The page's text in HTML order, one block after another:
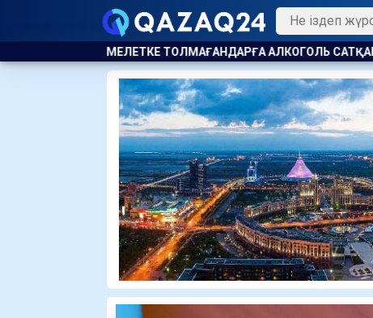
АЛКОГОЛЬ САТҚАНДАР ЖАУАПҚА ТАРТЫЛДЫ